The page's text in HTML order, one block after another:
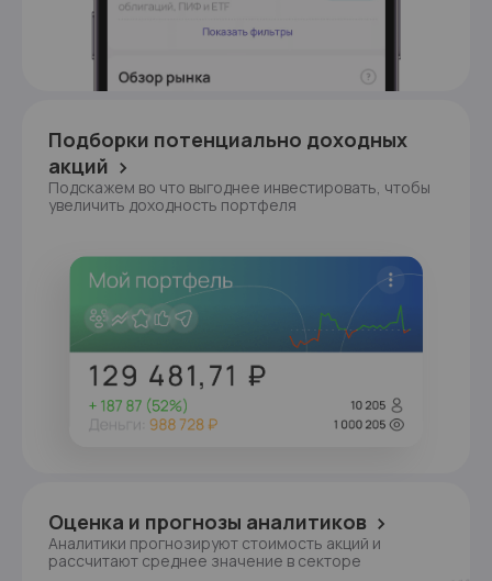
Подборки потенциально доходных
акций
Подскажем во что выгоднее инвестировать, чтобы
увеличить доходность портфеля
Оценка и прогнозы аналитиков
Аналитики прогнозируют стоимость акций и
рассчитают среднее значение в секторе